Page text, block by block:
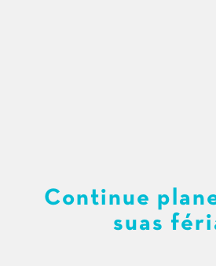
Continue
suas